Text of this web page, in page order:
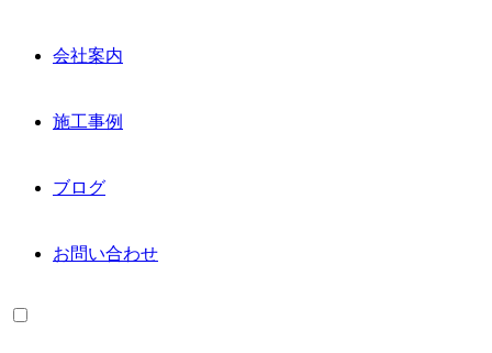
会社案内
施工事例
ブログ
お問い合わせ